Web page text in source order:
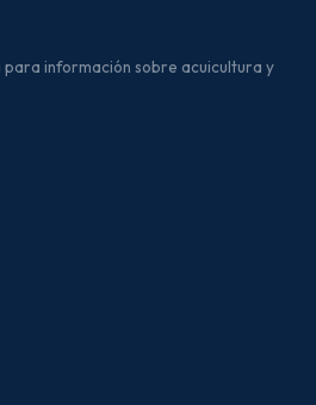
información sobre acuicultura y